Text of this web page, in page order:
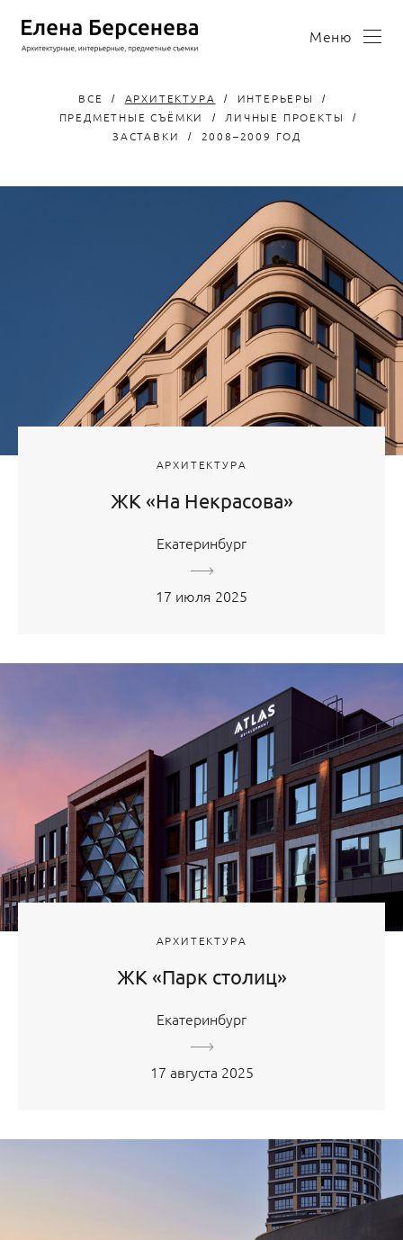
Меню
ВСЕ АРХИТЕКТУРА
ИНТЕРЬЕРЫ
ПРЕДМЕТНЫЕ СЪЁМКИ
ЛИЧНЫЕ ПРОЕКТЫ
ЗАСТАВКИ
2008–2009 ГОД
АРХИТЕКТУРА
ЖК «На Некрасова»
Екатеринбург
17 июля 2025
АРХИТЕКТУРА
ЖК «Парк столиц»
Екатеринбург
17 августа 2025